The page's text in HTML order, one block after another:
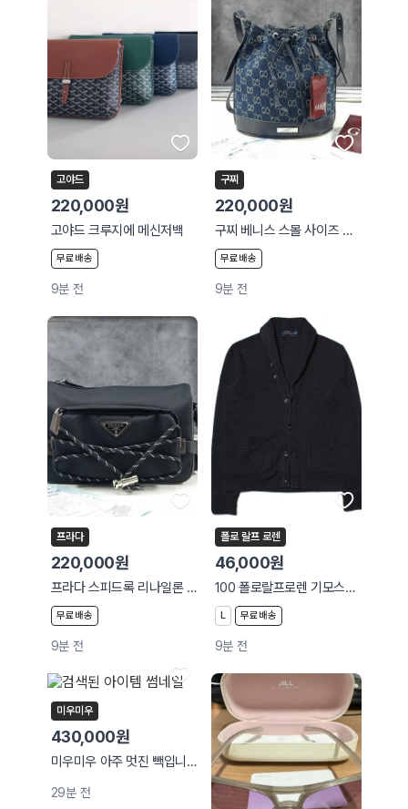
고야드
220,000원
고야드 크루지에 메신저백
무료배송
9분 전
구찌
220,000원
구찌 베니스 스몰 사이즈 버킷백
무료배송
9분 전
프라다
220,000원
프라다 스피드록 리나일론 및 가죽 숄더백
무료배송
9분 전
폴로 랄프 로렌
46,000원
100 폴로랄프로렌 기모스웻카디건 루즈숏 545
L 무료배송
9분 전
미우미우
430,000원
미우미우 아주 멋진 빽입니다~~사진보다는 흐려요~~
29분 전